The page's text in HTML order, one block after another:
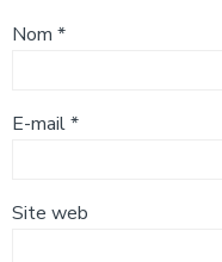
Nom *
E-mail*
Site web